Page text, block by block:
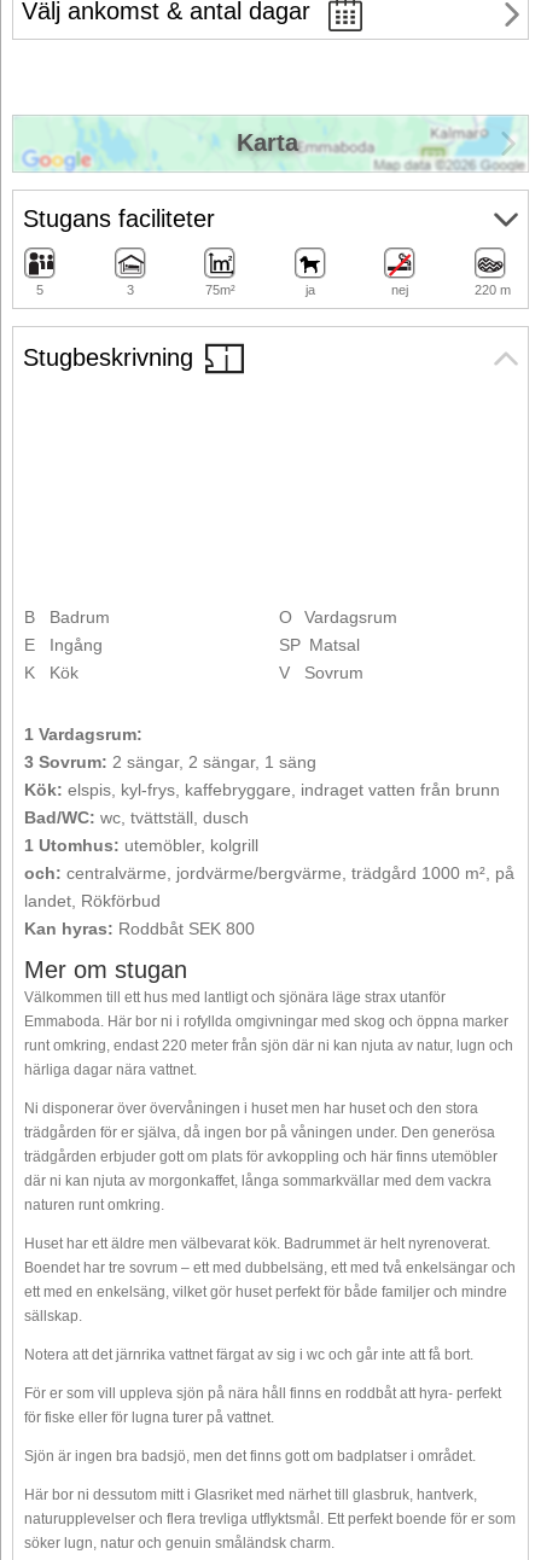
Välj ankomst & antal dagar
Stugbeskrivning
B
Badrum
E
Ingång
K
Kök
O
Vardagsrum
SP Matsal
V
Sovrum
1 Vardagsrum:
3 Sovrum: 2 sängar, 2 sängar, 1 säng
Kök: elspis, kyl-frys, kaffebryggare, indraget vatten från brunn
Bad/WC: wc, tvättställ, dusch
1 Utomhus: utemöbler, kolgrill
och: centralvärme, jordvärme/bergvärme, trädgård 1000 m², på
landet, Rökförbud
Kan hyras: Roddbåt SEK 800
Mer om stugan
Välkommen till ett hus med lantligt och sjönära läge strax utanför
Emmaboda. Här bor ni i rofyllda omgivningar med skog och öppna marker
runt omkring, endast 220 meter från sjön där ni kan njuta av natur, lugn och
härliga dagar nära vattnet.
Ni disponerar över övervåningen i huset men har huset och den stora
trädgården för er själva, då ingen bor på våningen under. Den generösa
trädgården erbjuder gott om plats för avkoppling och här finns utemöbler
där ni kan njuta av morgonkaffet, långa sommarkvällar med dem vackra
naturen runt omkring.
Huset har ett äldre men välbevarat kök. Badrummet är helt nyrenoverat.
Boendet har tre sovrum – ett med dubbelsäng, ett med två enkelsängar och
ett med en enkelsäng, vilket gör huset perfekt för både familjer och mindre
sällskap.
Notera att det järnrika vattnet färgat av sig i wc och går inte att få bort.
För er som vill uppleva sjön på nära håll finns en roddbåt att hyra- perfekt
för fiske eller för lugna turer på vattnet.
Sjön är ingen bra badsjö, men det finns gott om badplatser i området.
Här bor ni dessutom mitt i Glasriket med närhet till glasbruk, hantverk,
naturupplevelser och flera trevliga utflyktsmål. Ett perfekt boende för er som
söker lugn, natur och genuin småländsk charm.
Stugans faciliteter
5 3 75m² ja nej 220 m
Karta